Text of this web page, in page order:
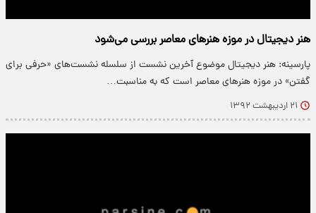
هنر دیجیتال در موزه هنرهای معاصر بررسی می‌شود
پارسینه: هنر دیجیتال موضوع آخرین نشست از سلسله نشست‌های «حرفی برای
گفتن» در موزه هنرهای معاصر است که به مناسبت…
۲۱ اردیبهشت ۱۳۹۲